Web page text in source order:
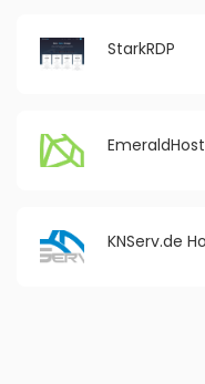
StarkRDP
EmeraldHost